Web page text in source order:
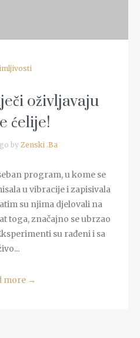
oživljavaju
ćelije!
by Zenski .Ba
program, u kome se
u vibracije i zapisivala
su njima djelovali na
toga, značajno se ubrzao
su rađeni i sa
more →